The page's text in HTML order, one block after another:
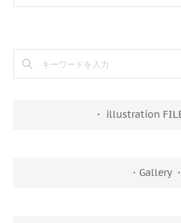
・ illustration
・Gallery ・